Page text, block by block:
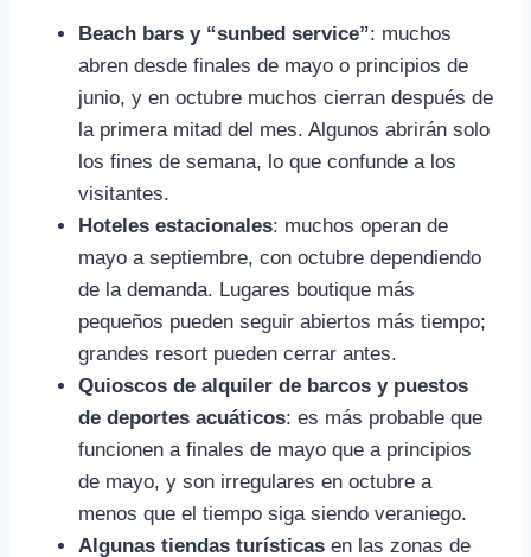
Beach bars y “sunbed service”: muchos
abren desde finales de mayo o principios de
junio, y en octubre muchos cierran después de
la primera mitad del mes. Algunos abrirán solo
los fines de semana, lo que confunde a los
visitantes.
Hoteles estacionales: muchos operan de
mayo a septiembre, con octubre dependiendo
de la demanda. Lugares boutique más
pequeños pueden seguir abiertos más tiempo;
grandes resort pueden cerrar antes.
Quioscos de alquiler de barcos y puestos
de deportes acuáticos: es más probable que
funcionen a finales de mayo que a principios
de mayo, y son irregulares en octubre a
menos que el tiempo siga siendo veraniego.
Algunas tiendas turísticas en las zonas de